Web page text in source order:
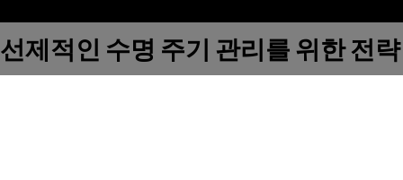
선제적인 수명 주기 관리를 위한 전략